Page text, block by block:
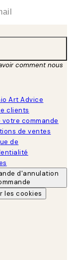
comment nous
Art Advice
clients
votre commande
de ventes
de
d'annulation
les cookies